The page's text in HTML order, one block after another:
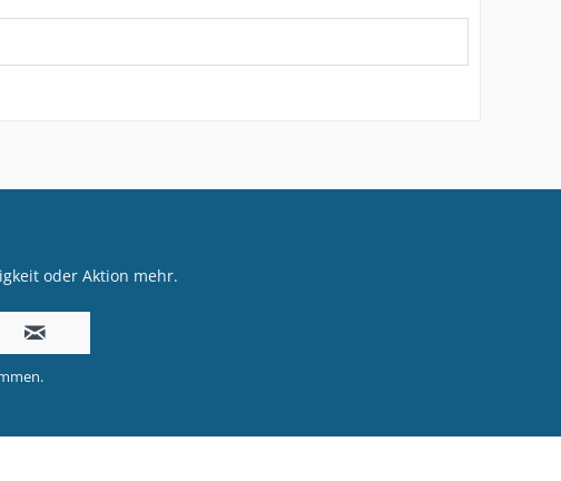
oder Aktion mehr.